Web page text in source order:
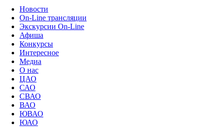
Новости
On-Line трансляции
Экскурсии On-Line
Афиша
Конкурсы
Интересное
Медиа
О нас
ЦАО
САО
СВАО
ВАО
ЮВАО
ЮАО